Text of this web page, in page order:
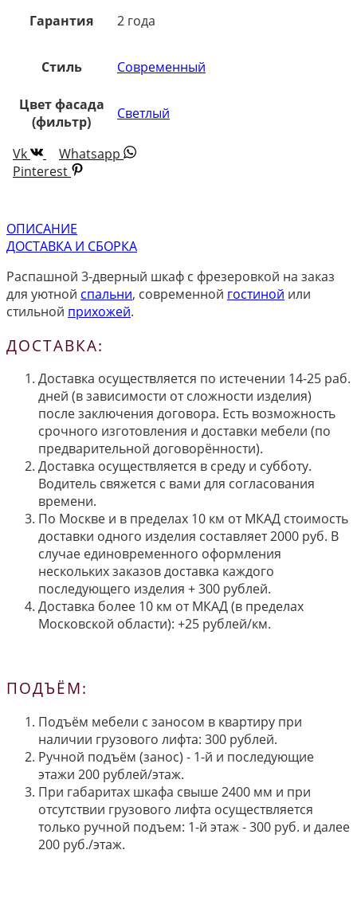
Гарантия 2 года
Стиль Современный
Цвет фасада
(фильтр)
Светлый
Vk
Whatsapp
Pinterest
ОПИСАНИЕ
ДОСТАВКА И СБОРКА
Распашной 3-дверный шкаф с фрезеровкой на заказ
для уютной спальни, современной гостиной или
стильной прихожей.
ДОСТАВКА:
Доставка осуществляется по истечении 14-25 раб.
дней (в зависимости от сложности изделия)
после заключения договора. Есть возможность
срочного изготовления и доставки мебели (по
предварительной договорённости).
Доставка осуществляется в среду и субботу.
Водитель свяжется с вами для согласования
времени.
По Москве и в пределах 10 км от МКАД стоимость
доставки одного изделия составляет 2000 руб. В
случае единовременного оформления
нескольких заказов доставка каждого
последующего изделия + 300 рублей.
Доставка более 10 км от МКАД (в пределах
Московской области): +25 рублей/км.
ПОДЪЁМ:
Подъём мебели с заносом в квартиру при
наличии грузового лифта: 300 рублей.
Ручной подъём (занос) - 1-й и последующие
этажи 200 рублей/этаж.
При габаритах шкафа свыше 2400 мм и при
отсутствии грузового лифта осуществляется
только ручной подъем: 1-й этаж - 300 руб. и далее
200 руб./этаж.